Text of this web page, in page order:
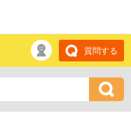
質問する